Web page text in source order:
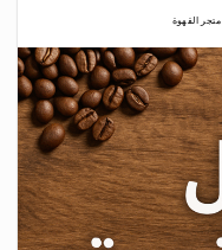
متجر القهوة